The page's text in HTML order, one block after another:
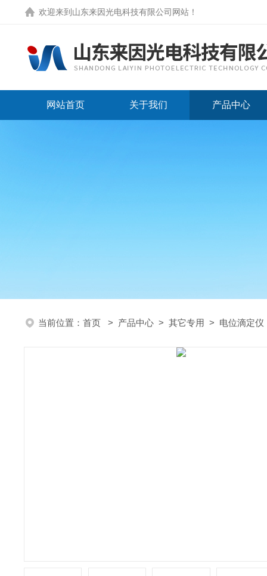
欢迎来到 山东来因光电科技有限公司网站 ！
网站首页 关于我们 产品中心
当前位置： 首页 > 产品中心 > 其它专用 > 电位滴定仪